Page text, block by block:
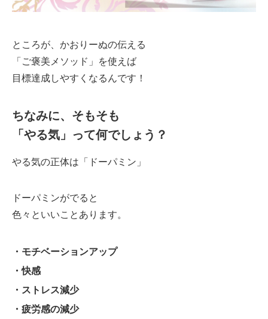
ところが、かおりーぬの伝える
「ご褒美メソッド」を使えば
目標達成しやすくなるんです！
ちなみに、そもそも
「やる気」って何でしょう？
やる気の正体は「ドーパミン」
ドーパミンがでると
色々といいことあります。
・モチベーションアップ
・快感
・ストレス減少
・疲労感の減少